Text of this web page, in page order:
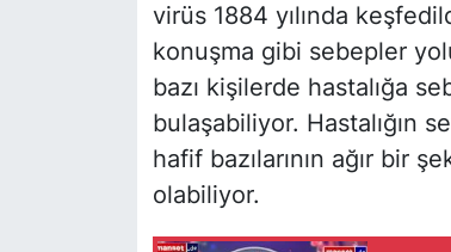
virüs 1884 yılında
konuşma gibi sebepler
bazı kişilerde hastalığa
bulaşabiliyor. Hastalığın
hafif bazılarının ağır bir
olabiliyor.